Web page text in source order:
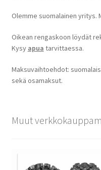
Olemme suomalainen yritys.
Oikean rengaskoon löydät
Kysy apua tarvittaessa.
Maksuvaihtoehdot:
sekä osamaksut.
Muut